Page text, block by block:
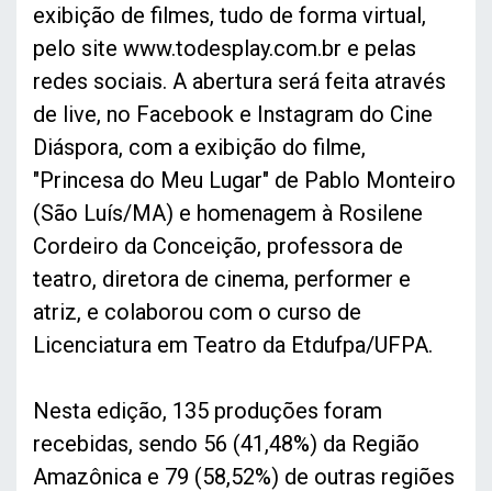
exibição de filmes, tudo de forma virtual,
pelo site www.todesplay.com.br e pelas
redes sociais. A abertura será feita através
de live, no Facebook e Instagram do Cine
Diáspora, com a exibição do filme,
"Princesa do Meu Lugar" de Pablo Monteiro
(São Luís/MA) e homenagem à Rosilene
Cordeiro da Conceição, professora de
teatro, diretora de cinema, performer e
atriz, e colaborou com o curso de
Licenciatura em Teatro da Etdufpa/UFPA.
Nesta edição, 135 produções foram
recebidas, sendo 56 (41,48%) da Região
Amazônica e 79 (58,52%) de outras regiões